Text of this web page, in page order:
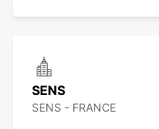
SENS
SENS - FRANCE